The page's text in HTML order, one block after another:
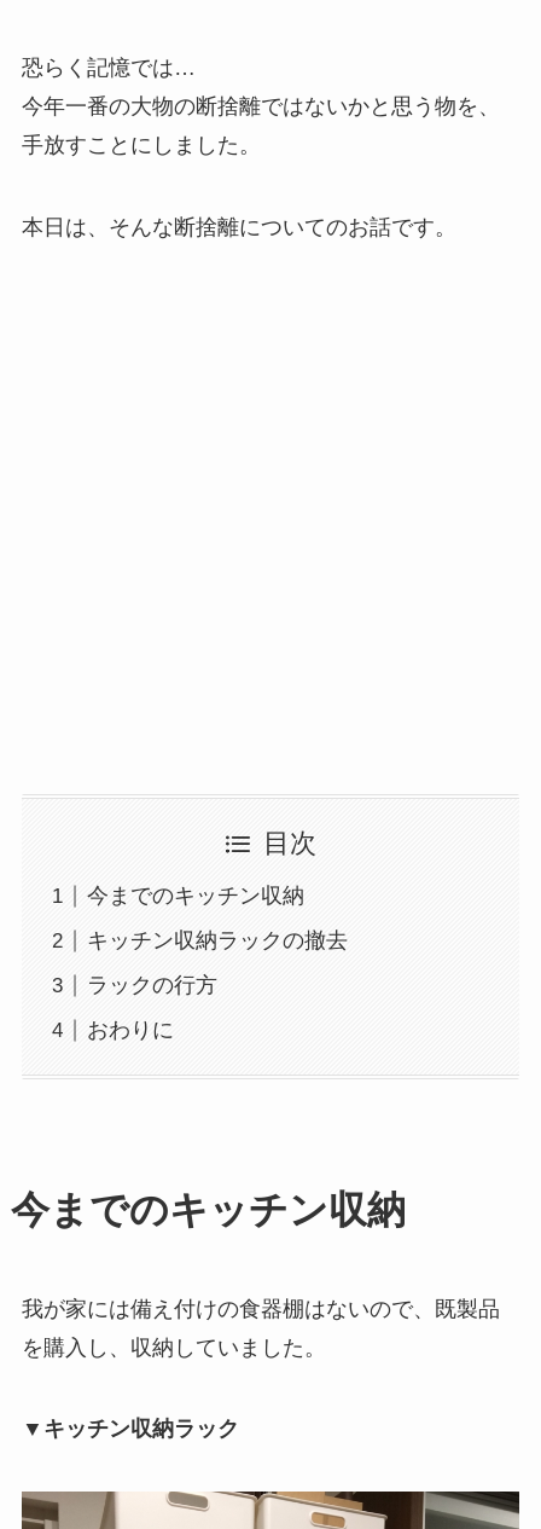
恐らく記憶では…
今年一番の大物の断捨離ではないかと思う物を、
手放すことにしました。
本日は、そんな断捨離についてのお話です。
目次
今までのキッチン収納
キッチン収納ラックの撤去
ラックの行方
おわりに
今までのキッチン収納
我が家には備え付けの食器棚はないので、既製品
を購入し、収納していました。
▼キッチン収納ラック